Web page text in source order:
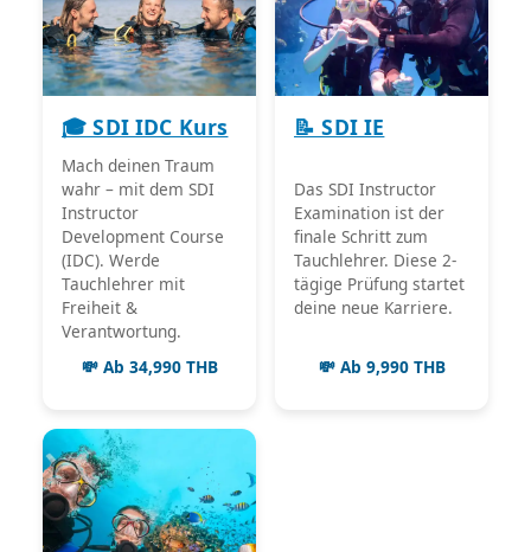
🎓 SDI IDC Kurs
Mach deinen Traum
wahr – mit dem SDI
Instructor
Development Course
(IDC). Werde
Tauchlehrer mit
Freiheit &
Verantwortung.
💸 Ab 34,990 THB
📝 SDI IE
Das SDI Instructor
Examination ist der
finale Schritt zum
Tauchlehrer. Diese 2-
tägige Prüfung startet
deine neue Karriere.
💸 Ab 9,990 THB